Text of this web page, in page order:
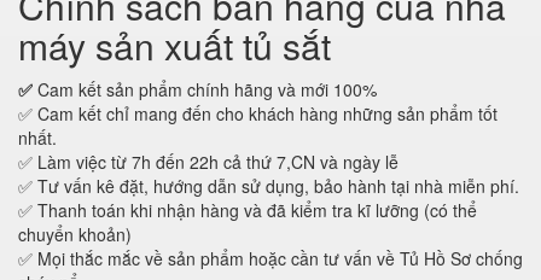
máy sản xuất tủ sắt
✅ Cam kết sản phẩm chính hãng và mới 100%
✅ Cam kết chỉ mang đến cho khách hàng những sản phẩm tốt
nhất.
✅ Làm việc từ 7h đến 22h cả thứ 7,CN và ngày lễ
✅ Tư vấn kê đặt, hướng dẫn sử dụng, bảo hành tại nhà miễn phí.
✅ Thanh toán khi nhận hàng và đã kiểm tra kĩ lưỡng (có thể
chuyển khoản)
✅ Mọi thắc mắc về sản phẩm hoặc cần tư vấn về Tủ Hồ Sơ chống